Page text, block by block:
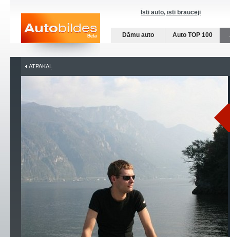
Īsti auto, īsti braucēji
Dāmu auto Auto TOP 100
ATPAKAĻ